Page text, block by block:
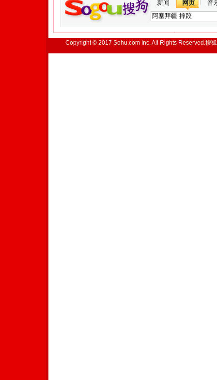
新闻 网页 音
Copyright © 2017 Sohu.com Inc. All Rights Reserved.搜